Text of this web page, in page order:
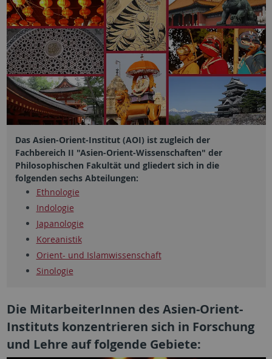
Das Asien-Orient-Institut (AOI) ist zugleich der
Fachbereich II "Asien-Orient-Wissenschaften" der
Philosophischen Fakultät und gliedert sich in die
folgenden sechs Abteilungen:
Ethnologie
Indologie
Japanologie
Koreanistik
Orient- und Islamwissenschaft
Sinologie
Die MitarbeiterInnen des Asien-Orient-
Instituts konzentrieren sich in Forschung
und Lehre auf folgende Gebiete: